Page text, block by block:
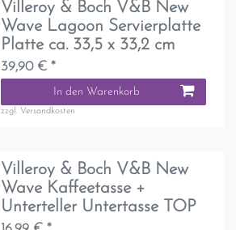
Villeroy & Boch V&B New
Wave Lagoon Servierplatte
Platte ca. 33,5 x 33,2 cm
39,90 € *
In den Warenkorb
zzgl. Versandkosten
Villeroy & Boch V&B New
Wave Kaffeetasse +
Unterteller Untertasse TOP